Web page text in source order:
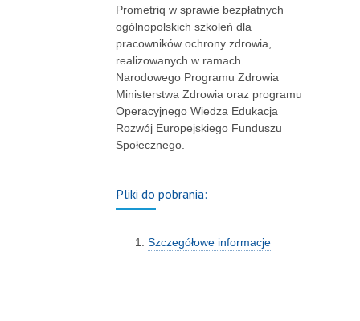
Prometriq w sprawie bezpłatnych
ogólnopolskich szkoleń dla
pracowników ochrony zdrowia,
realizowanych w ramach
Narodowego Programu Zdrowia
Ministerstwa Zdrowia oraz programu
Operacyjnego Wiedza Edukacja
Rozwój Europejskiego Funduszu
Społecznego.
Pliki do pobrania:
Szczegółowe informacje